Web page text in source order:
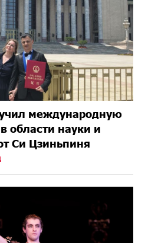
международную
области науки и
Си Цзиньпиня